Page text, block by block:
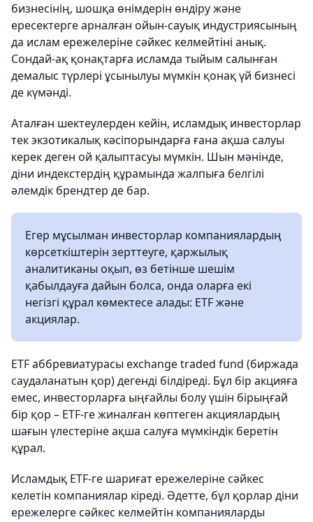
бизнесінің, шошқа өнімдерін өндіру және
ересектерге арналған ойын-сауық индустриясының
да ислам ережелеріне сәйкес келмейтіні анық.
Сондай-ақ қонақтарға исламда тыйым салынған
демалыс түрлері ұсынылуы мүмкін қонақ үй бизнесі
де күмәнді.
Аталған шектеулерден кейін, исламдық инвесторлар
тек экзотикалық кәсіпорындарға ғана ақша салуы
керек деген ой қалыптасуы мүмкін. Шын мәнінде,
діни индекстердің құрамында жалпыға белгілі
әлемдік брендтер де бар.
Егер мұсылман инвесторлар компаниялардың
көрсеткіштерін зерттеуге, қаржылық
аналитиканы оқып, өз бетінше шешім
қабылдауға дайын болса, онда оларға екі
негізгі құрал көмектесе алады: ETF және
акциялар.
ETF аббревиатурасы exchange traded fund (биржада
саудаланатын қор) дегенді білдіреді. Бұл бір акцияға
емес, инвесторларға ыңғайлы болу үшін бірыңғай
бір қор – ETF-ге жиналған көптеген акциялардың
шағын үлестеріне ақша салуға мүмкіндік беретін
құрал.
Исламдық ETF-ге шариғат ережелеріне сәйкес
келетін компаниялар кіреді. Әдетте, бұл қорлар діни
ережелерге сәйкес келмейтін компанияларды